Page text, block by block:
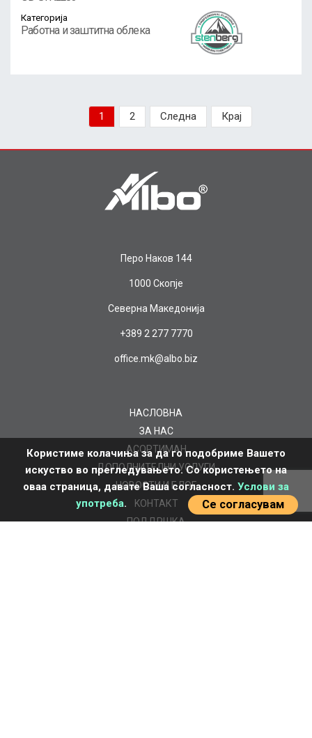
Категорија
Работна и заштитна облека
1 2 Следна Крај
Перо Наков 144
1000 Скопје
Северна Македонија
+389 2 277 7770
office.mk@albo.biz
НАСЛОВНА
ЗА НАС
AСОРТИМАН
ДОПОЛНИТЕЛНИ УСЛУГИ
НОВОСТИ И БЛОГ
KOНТАКТ
ПОДДРШКА
Користиме колачиња за да го подобриме Вашето
искуство во прегледувањето. Со користењето на
оваа страница, давате Ваша согласност. Услови за
употреба. Се согласувам